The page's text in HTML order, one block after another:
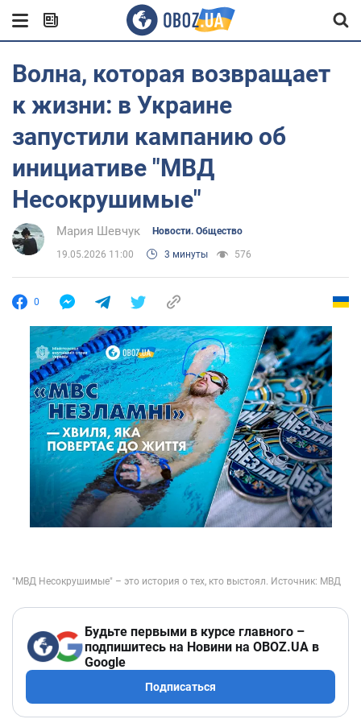
Волна, которая возвращает
к жизни: в Украине
запустили кампанию об
инициативе "МВД
Несокрушимые"
Мария Шевчук Новости. Общество
19.05.2026 11:00 3 минуты 576
0
Будьте первыми в курсе главного –
подпишитесь на Новини на OBOZ.UA в
Google
Подписаться